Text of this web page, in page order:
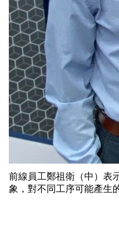
前線員工鄭祖衛（中）表
象，對不同工序可能產生